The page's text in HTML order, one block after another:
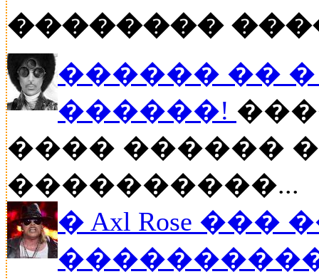
��������
������ �� �
������!
���� ������
����������...
� Axl Rose